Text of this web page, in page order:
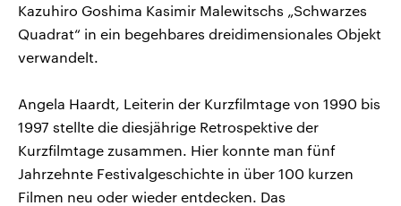
Kazuhiro Goshima Kasimir Malewitschs „Schwarzes
Quadrat“ in ein begehbares dreidimensionales Objekt
verwandelt.
Angela Haardt, Leiterin der Kurzfilmtage von 1990 bis
1997 stellte die diesjährige Retrospektive der
Kurzfilmtage zusammen. Hier konnte man fünf
Jahrzehnte Festivalgeschichte in über 100 kurzen
Filmen neu oder wieder entdecken. Das